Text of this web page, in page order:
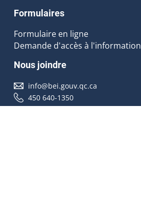
Formulaires
Formulaire en ligne
Demande d'accès à l'information
Nous joindre
info@bei.gouv.qc.ca
450 640-1350